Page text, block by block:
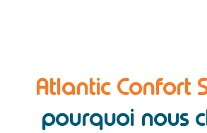
Atlantic Confort
pourquoi nous